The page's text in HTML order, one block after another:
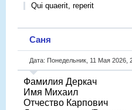
Qui quaerit, reperit
Саня
Дата: Понедельник, 11 Мая 2026,
Фамилия Деркач
Имя Михаил
Отчество Карпович